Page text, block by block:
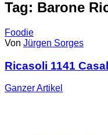
Tag: Barone
Foodie
Von Jürgen Sorges
Ricasoli 1141
GanzerArtikel